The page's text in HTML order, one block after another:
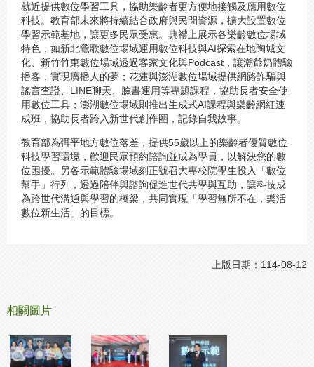
就近提供數位學習工具，協助樂齡者更方便地接觸及應用數位
科技。教育部未來將持續結合政府與民間資源，擴大設置數位
學習示範基地，讓更多民眾受惠。典禮上展示各樂齡數位場域
特色，如新北鶯歌數位場域運用數位科技與AI探索在地陶城文
化、新竹竹東數位場域透過客家文化與Podcast，讓潮爺奶體驗
播客，實現廣播人的夢；花蓮與澎湖數位場域提供網路詐騙與
謠言查證、LINE聊天、臉書運用等專題課程，協助長者安全使
用數位工具；澎湖數位場域則推出生成式AI課程與樂齡網紅速
成班，協助長者跨入新世代創作圈，記錄自我故事。
教育部為弭平地方數位落差，提供55歲以上的樂齡者優質數位
科技學習環境，歡迎民眾預約諮詢並成為學員，以解決您的數
位困擾。另各示範體驗場域刻正號召大專校院學生投入「數位
幫手」行列，透過陪伴與諮詢促進世代共學與互助，讓科技成
為跨世代溝通與學習的橋梁，共同實現「學習無所不在，樂活
數位新生活」的目標。
上版日期：114-08-12
相關圖片